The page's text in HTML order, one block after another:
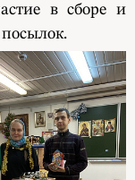
в сборе и